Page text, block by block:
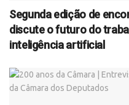
Segunda edição de
discute o futuro do
inteligência artificial